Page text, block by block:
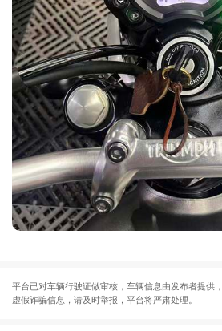
平台已对车辆行驶证做审核，车辆信息由发布者提供
虚假诈骗信息，请及时举报，平台将严肃处理。